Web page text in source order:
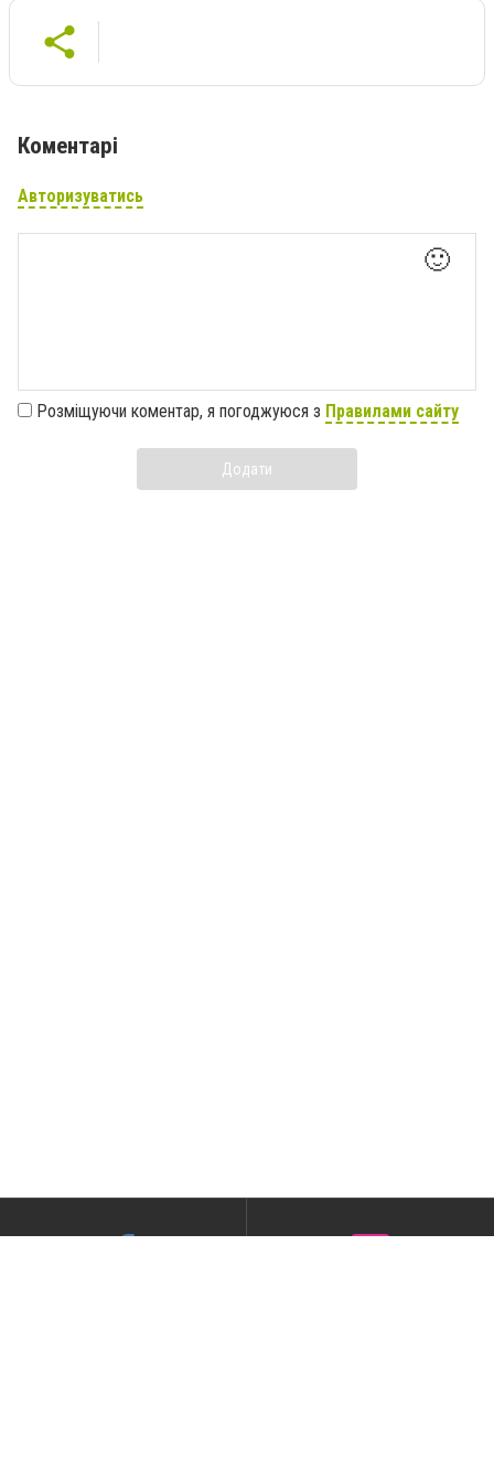
Коментарі
Авторизуватись
🙂
Розміщуючи коментар, я погоджуюся з Правилами сайту
Додати